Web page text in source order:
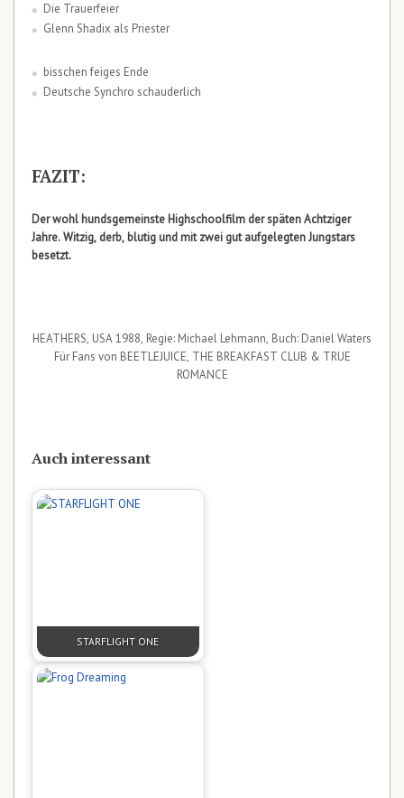
Die Trauerfeier
Glenn Shadix als Priester
bisschen feiges Ende
Deutsche Synchro schauderlich
FAZIT:
Der wohl hundsgemeinste Highschoolfilm der späten Achtziger
Jahre. Witzig, derb, blutig und mit zwei gut aufgelegten Jungstars
besetzt.
HEATHERS, USA 1988, Regie: Michael Lehmann, Buch: Daniel Waters
Für Fans von BEETLEJUICE, THE BREAKFAST CLUB & TRUE
ROMANCE
Auch interessant
STARFLIGHT ONE